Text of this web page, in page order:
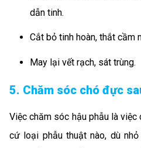
dẫn tinh.
Cắt bỏ tinh hoàn, thắt cầm
May lại vết rạch, sát trùng.
5. Chăm sóc chó đực
Việc chăm sóc hậu phẫu là
cứ loại phẫu thuật nào, dù